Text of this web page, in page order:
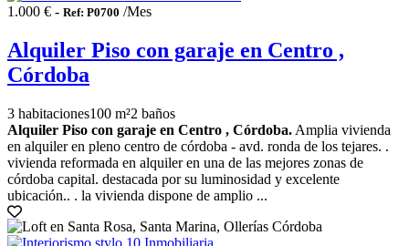
1.000 € - Ref: P0700 /Mes
Alquiler Piso con garaje en Centro ,
Córdoba
3 habitaciones100 m²2 baños
Alquiler Piso con garaje en Centro , Córdoba. Amplia vivienda
en alquiler en pleno centro de córdoba - avd. ronda de los tejares. .
vivienda reformada en alquiler en una de las mejores zonas de
córdoba capital. destacada por su luminosidad y excelente
ubicación.. . la vivienda dispone de amplio ...